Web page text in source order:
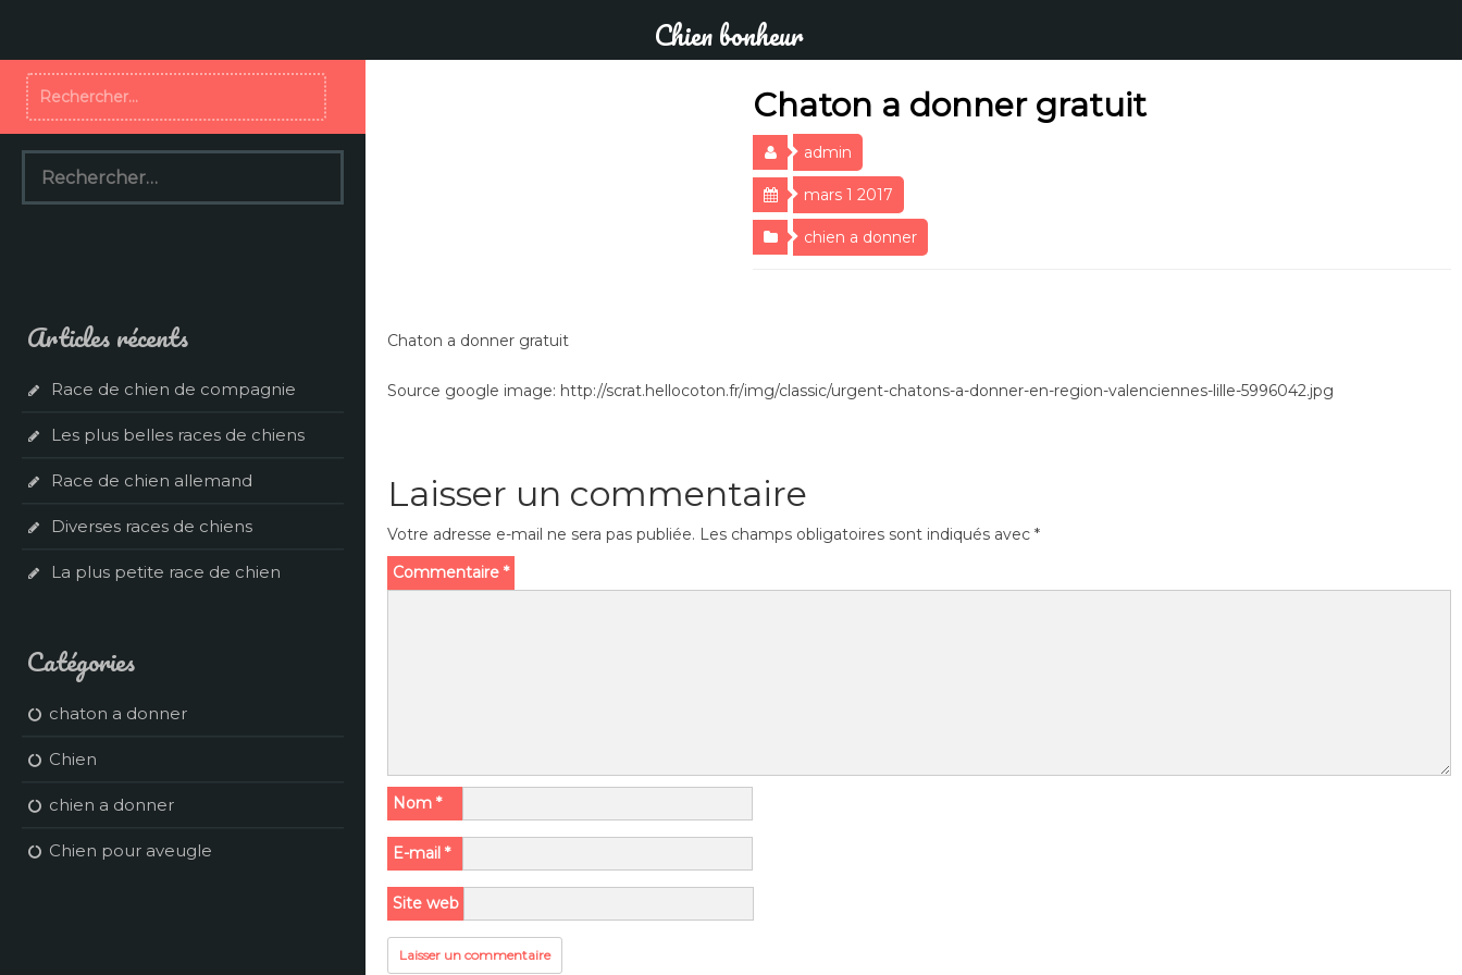
Chien bonheur
Chaton a donner gratuit
admin
mars 1 2017
chien a donner
Chaton a donner gratuit
Source google image: http://scrat.hellocoton.fr/img/classic/urgent-chatons-a-donner-en-region-valenciennes-lille-5996042.jpg
Laisser un commentaire
Votre adresse e-mail ne sera pas publiée. Les champs obligatoires sont indiqués avec *
Commentaire *
Nom *
E-mail *
Site web
Rechercher :
Rechercher :
Articles récents
Race de chien de compagnie
Les plus belles races de chiens
Race de chien allemand
Diverses races de chiens
La plus petite race de chien
Catégories
chaton a donner
Chien
chien a donner
Chien pour aveugle